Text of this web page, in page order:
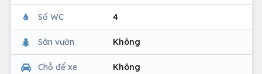
Số WC 4
Sân vườn Không
Chỗ để xe Không